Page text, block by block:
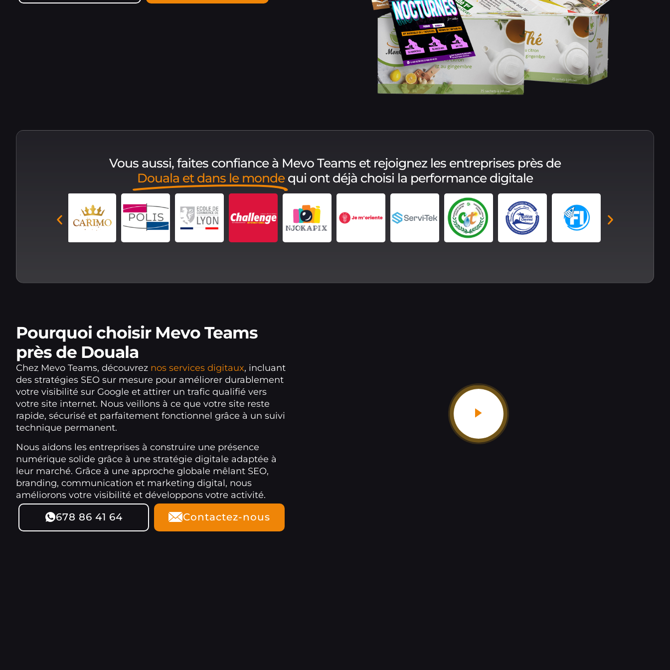
Vous aussi, faites confiance à Mevo Teams et rejoignez les entreprises près de
Douala et dans le monde qui ont déjà choisi la performance digitale
Pourquoi choisir Mevo Teams
près de Douala
Chez Mevo Teams, découvrez nos services digitaux, incluant
des stratégies SEO sur mesure pour améliorer durablement
votre visibilité sur Google et attirer un trafic qualifié vers
votre site internet. Nous veillons à ce que votre site reste
rapide, sécurisé et parfaitement fonctionnel grâce à un suivi
technique permanent.
Nous aidons les entreprises à construire une présence
numérique solide grâce à une stratégie digitale adaptée à
leur marché. Grâce à une approche globale mêlant SEO,
branding, communication et marketing digital, nous
améliorons votre visibilité et développons votre activité.
678 86 41 64 Contactez-nous